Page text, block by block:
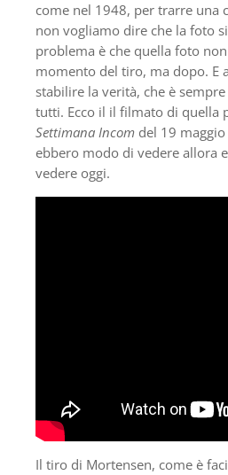
come nel 1948, per trarre una
non vogliamo dire che la foto
problema è che quella foto
momento del tiro, ma dopo. E
stabilire la verità, che è
tutti. Ecco il il filmato di quella
Settimana Incom del 19
ebbero modo di vedere allora
vedere oggi.
Il tiro di Mortensen, come è